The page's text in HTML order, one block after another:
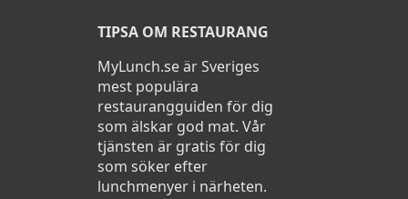
TIPSA OM RESTAURANG
MyLunch.se är Sveriges
mest populära
restaurangguiden för dig
som älskar god mat. Vår
tjänsten är gratis för dig
som söker efter
lunchmenyer i närheten.